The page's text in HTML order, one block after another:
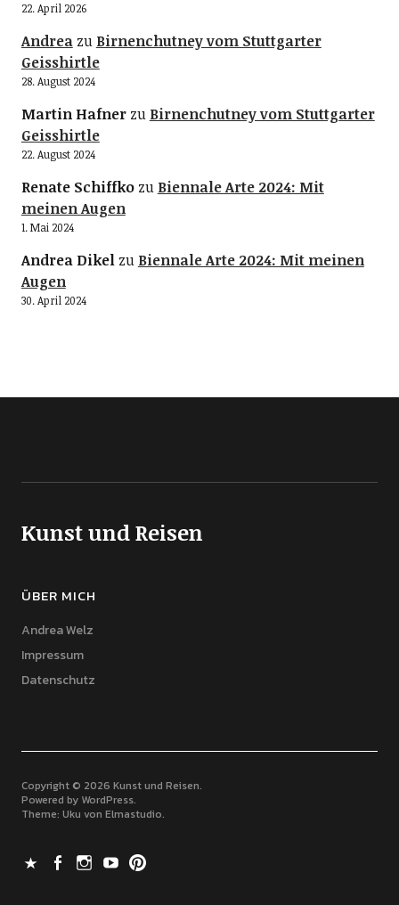
22. April 2026
Andreazu Birnenchutney vom Stuttgarter
Geisshirtle
28. August 2024
Martin Hafnerzu Birnenchutney vom Stuttgarter
Geisshirtle
22. August 2024
Renate Schiffkozu Biennale Arte 2024: Mit
meinen Augen
1. Mai 2024
Andrea Dikelzu Biennale Arte 2024: Mit meinen
Augen
30. April 2024
Kunst und Reisen
ÜBER MICH
Andrea Welz
Impressum
Datenschutz
Copyright © 2026 Kunst und Reisen
Powered by WordPress
Theme: Uku von Elmastudio